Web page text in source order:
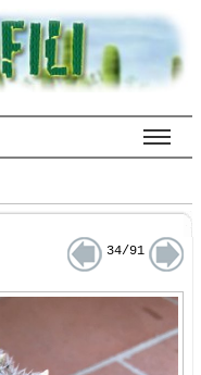
34/91